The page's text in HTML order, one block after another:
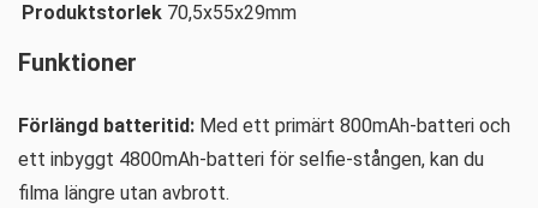
Produktstorlek 70,5x55x29mm
Funktioner
Förlängd batteritid: Med ett primärt 800mAh-batteri och
ett inbyggt 4800mAh-batteri för selfie-stången, kan du
filma längre utan avbrott.